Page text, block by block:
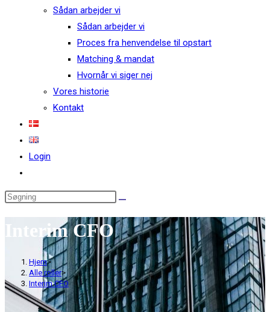
Sådan arbejder vi
Sådan arbejder vi
Proces fra henvendelse til opstart
Matching & mandat
Hvornår vi siger nej
Vores historie
Kontakt
Login
Interim CFO
Hjem>
Alle roller>
Interim CFO